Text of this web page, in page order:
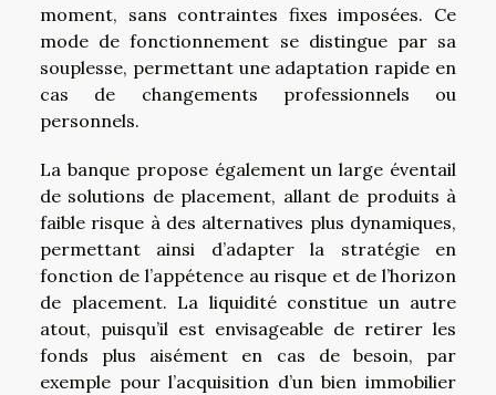
moment, sans contraintes fixes imposées. Ce
mode de fonctionnement se distingue par sa
souplesse, permettant une adaptation rapide en
cas de changements professionnels ou
personnels.
La banque propose également un large éventail
de solutions de placement, allant de produits à
faible risque à des alternatives plus dynamiques,
permettant ainsi d’adapter la stratégie en
fonction de l’appétence au risque et de l’horizon
de placement. La liquidité constitue un autre
atout, puisqu’il est envisageable de retirer les
fonds plus aisément en cas de besoin, par
exemple pour l’acquisition d’un bien immobilier